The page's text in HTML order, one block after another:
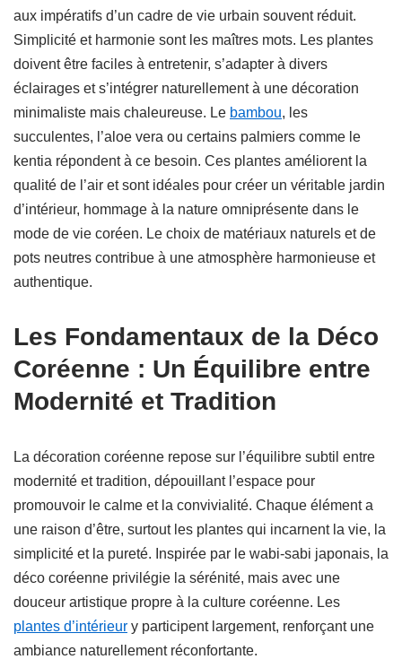
aux impératifs d’un cadre de vie urbain souvent réduit.
Simplicité et harmonie sont les maîtres mots. Les plantes
doivent être faciles à entretenir, s’adapter à divers
éclairages et s’intégrer naturellement à une décoration
minimaliste mais chaleureuse. Le bambou, les
succulentes, l’aloe vera ou certains palmiers comme le
kentia répondent à ce besoin. Ces plantes améliorent la
qualité de l’air et sont idéales pour créer un véritable jardin
d’intérieur, hommage à la nature omniprésente dans le
mode de vie coréen. Le choix de matériaux naturels et de
pots neutres contribue à une atmosphère harmonieuse et
authentique.
Les Fondamentaux de la Déco
Coréenne : Un Équilibre entre
Modernité et Tradition
La décoration coréenne repose sur l’équilibre subtil entre
modernité et tradition, dépouillant l’espace pour
promouvoir le calme et la convivialité. Chaque élément a
une raison d’être, surtout les plantes qui incarnent la vie, la
simplicité et la pureté. Inspirée par le wabi-sabi japonais, la
déco coréenne privilégie la sérénité, mais avec une
douceur artistique propre à la culture coréenne. Les
plantes d’intérieur y participent largement, renforçant une
ambiance naturellement réconfortante.